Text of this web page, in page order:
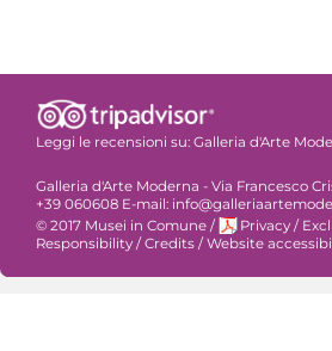
Leggi le recensioni su: Galleria d'Arte
Galleria d'Arte Moderna - Via Francesco
+39 060608 E-mail:
© 2017 Musei in Comune / Privacy /
Responsibility / Credits / Website